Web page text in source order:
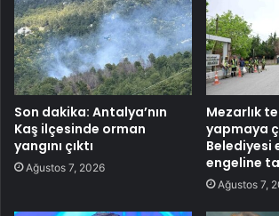
Son dakika: Antalya’nın
Kaş ilçesinde orman
yangını çıktı
Ağustos 7, 2026
Mezarlık
yapmaya
Belediyesi
engeline
Ağustos 7,